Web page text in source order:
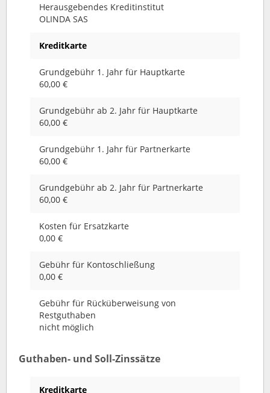
Herausgebendes Kreditinstitut
OLINDA SAS
Kreditkarte
Grundgebühr 1. Jahr für Hauptkarte
60,00 €
Grundgebühr ab 2. Jahr für Hauptkarte
60,00 €
Grundgebühr 1. Jahr für Partnerkarte
60,00 €
Grundgebühr ab 2. Jahr für Partnerkarte
60,00 €
Kosten für Ersatzkarte
0,00 €
Gebühr für Kontoschließung
0,00 €
Gebühr für Rücküberweisung von
Restguthaben
nicht möglich
Guthaben- und Soll-Zinssätze
Kreditkarte